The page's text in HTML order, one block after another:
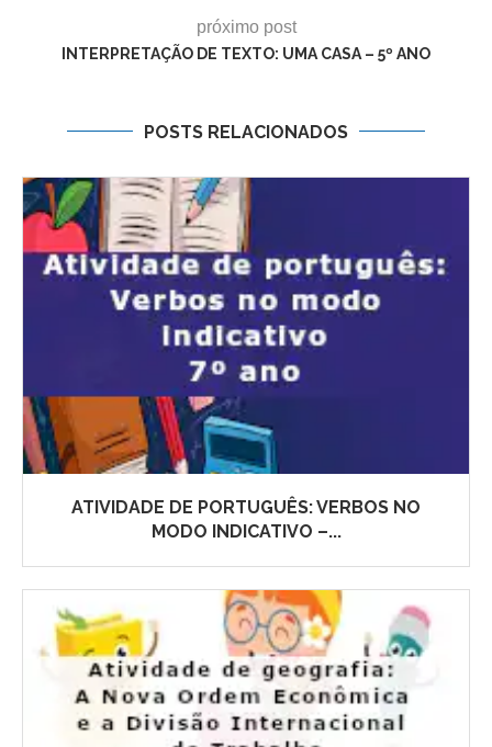
próximo post
INTERPRETAÇÃO DE TEXTO: UMA CASA – 5º ANO
POSTS RELACIONADOS
ATIVIDADE DE PORTUGUÊS: VERBOS NO
MODO INDICATIVO –...